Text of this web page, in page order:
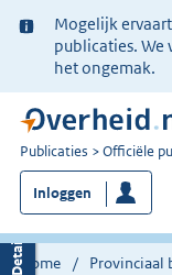
Ter
informatie:
Mogelijk
publicaties. We
het ongemak.
U
bent
nu
hier:
Publicaties Officiële
Inloggen
Home Provinciaal